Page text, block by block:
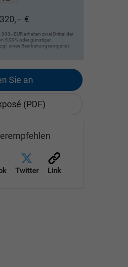
320,– €
EUR erhalten zwei Drittel der
5,99% oder günstiger
eines Bearbeitungsentgelts).
Sie an
(PDF)
Twitter Link